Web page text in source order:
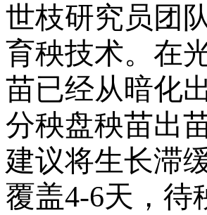
世枝研究员团
育秧技术。在
苗已经从暗化
分秧盘秧苗出
建议将生长滞
覆盖4-6天，待